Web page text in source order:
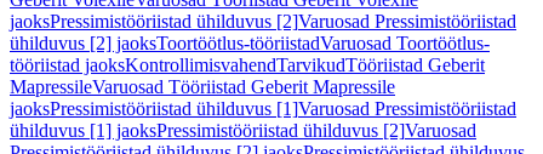
jaoksPressimistööriistad ühilduvus [2]Varuosad Pressimistööriistad
ühilduvus [2] jaoksToortöötlus-tööriistadVaruosad Toortöötlus-
tööriistad jaoksKontrollimisvahendTarvikudTööriistad Geberit
MapressileVaruosad Tööriistad Geberit Mapressile
jaoksPressimistööriistad ühilduvus [1]Varuosad Pressimistööriistad
ühilduvus [1] jaoksPressimistööriistad ühilduvus [2]Varuosad